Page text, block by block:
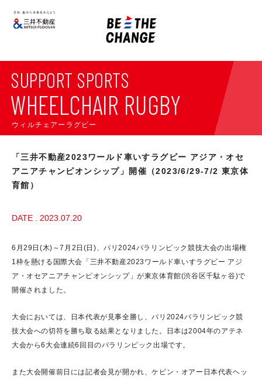
SUPPORT SPORTS
WHEELCHAIR RUGBY
ウィルチェアーラグビー
「三井不動産2023ワールド車いすラグビー アジア・オセ
アニアチャンピオンシップ」開催（2023/6/29-7/2 東京体
育館）
DATE . 2023.07.20
6月29日(木)～7月2日(日)、パリ2024パラリンピック競技大会の出場権
1枠を懸ける国際大会「三井不動産2023ワールド車いすラグビー アジ
ア・オセアニアチャンピオンシップ」が東京体育館(渋谷区千駄ヶ谷)で
開催されました。
大会においては、日本代表が見事全勝し、パリ2024パラリンピック競
技大会への切符を勝ち取る結果となりました。日本は2004年のアテネ
大会から6大会連続6回目のパラリンピック出場です。
また大会開催前日には記者会見が開かれ、ケビン・オアー日本代表ヘッ